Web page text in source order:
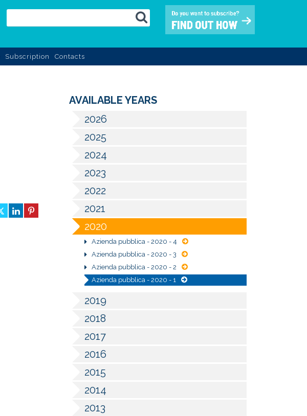
Subscription Contacts
AVAILABLE YEARS
2026
2025
2024
2023
2022
2021
2020
Azienda pubblica - 2020 - 4
Azienda pubblica - 2020 - 3
Azienda pubblica - 2020 - 2
Azienda pubblica - 2020 - 1
2019
2018
2017
2016
2015
2014
2013